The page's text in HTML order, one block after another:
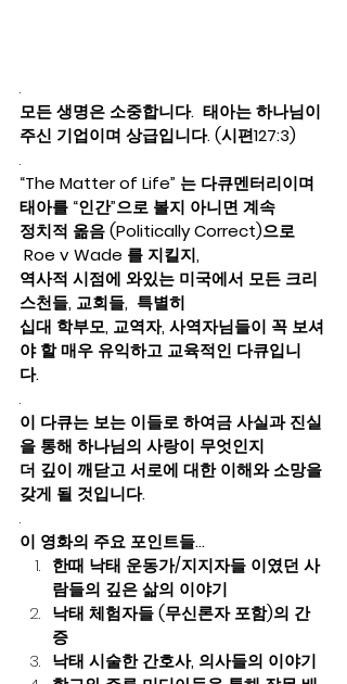
.
모든 생명은 소중합니다.  태아는 하나님이
주신 기업이며 상급입니다. (시편127:3)
.
“The Matter of Life” 는 다큐멘터리이며
태아를 “인간”으로 볼지 아니면 계속
정치적 옮음 (Politically Correct)으로
Roe v Wade 를 지킬지,
역사적 시점에 와있는 미국에서 모든 크리
스천들, 교회들,  특별히
십대 학부모, 교역자, 사역자님들이 꼭 보셔
야 할 매우 유익하고 교육적인 다큐입니
다.
.
이 다큐는 보는 이들로 하여금 사실과 진실
을 통해 하나님의 사랑이 무엇인지
더 깊이 깨닫고 서로에 대한 이해와 소망을
갖게 될 것입니다.
.
이 영화의 주요 포인트들…
한때 낙태 운동가/지지자들 이였던 사
람들의 깊은 삶의 이야기
낙태 체험자들 (무신론자 포함)의 간
증
낙태 시술한 간호사, 의사들의 이야기